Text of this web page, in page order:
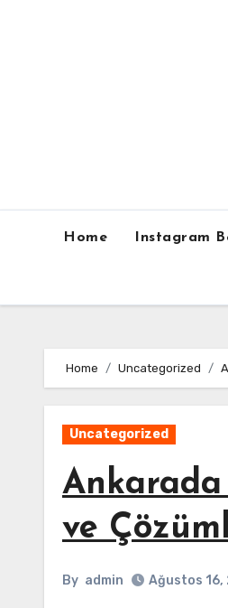
Home Instagram
Home Uncategorized
Uncategorized
Ankarada
ve
By admin Ağustos 16,